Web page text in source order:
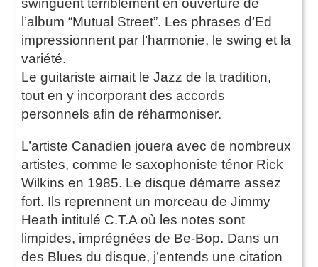
swinguent terriblement en ouverture de
l’album “Mutual Street”. Les phrases d’Ed
impressionnent par l’harmonie, le swing et la
variété.
Le guitariste aimait le Jazz de la tradition,
tout en y incorporant des accords
personnels afin de réharmoniser.
L’artiste Canadien jouera avec de nombreux
artistes, comme le saxophoniste ténor Rick
Wilkins en 1985. Le disque démarre assez
fort. Ils reprennent un morceau de Jimmy
Heath intitulé C.T.A où les notes sont
limpides, imprégnées de Be-Bop. Dans un
des Blues du disque, j’entends une citation